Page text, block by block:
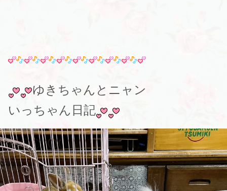
ゆきちゃんとニャン
いっちゃん日記